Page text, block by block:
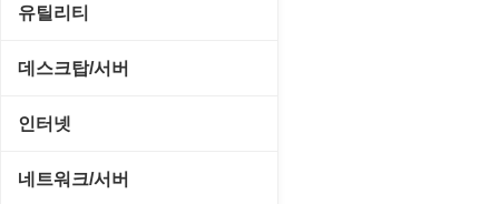
아케이드/액션
앱플레이어
CD/DVD 재생기
비디오 재생기
유틸리티
CD/CDR/DVD
데스크탑/서버
Prometheus
인터넷
FTP/텔넷/통신
네트워크/서버